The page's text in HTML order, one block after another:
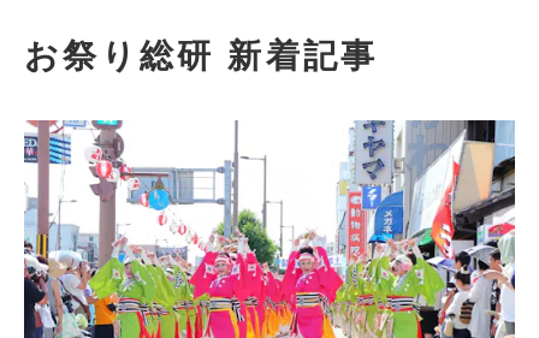
お祭り総研 新着記事